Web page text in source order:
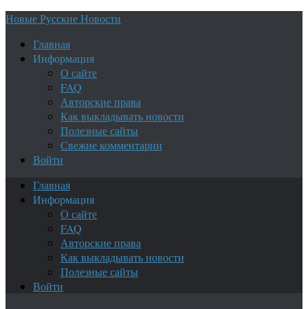
Новые Русские Новости
Главная
Информация
О сайте
FAQ
Авторские права
Как выкладывать новости
Полезные сайты
Свежие комментарии
Войти
Главная
Информация
О сайте
FAQ
Авторские права
Как выкладывать новости
Полезные сайты
Войти